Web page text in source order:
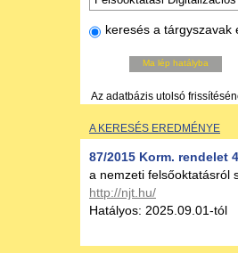
keresés a tárgyszavak
Ma lép hatályba
Az adatbázis utolsó
A KERESÉS EREDMÉNYE
87/2015 Korm. rendelet
a nemzeti felsőoktatásról
http://njt.hu/
Hatályos: 2025.09.01-tól